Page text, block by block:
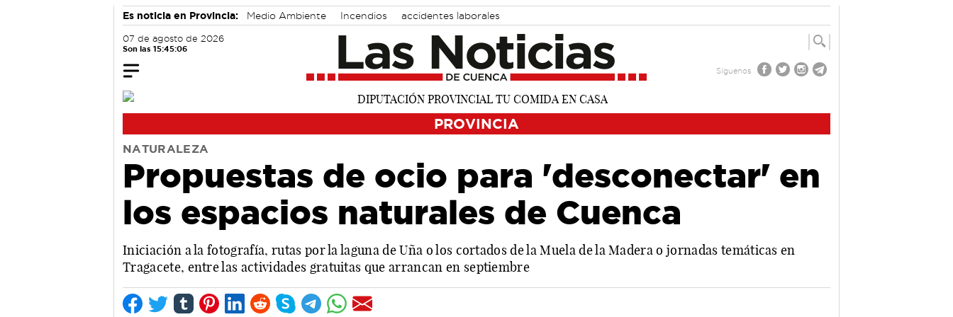
Es noticia en Provincia: Medio Ambiente Incendios accidentes laborales
07 de agosto de 2026
Son las 15:45:07
Síguenos
PROVINCIA
NATURALEZA
Propuestas de ocio para 'desconectar' en
los espacios naturales de Cuenca
Iniciación a la fotografía, rutas por la laguna de Uña o los cortados de la Muela de la Madera o jornadas temáticas en
Tragacete, entre las actividades gratuitas que arrancan en septiembre